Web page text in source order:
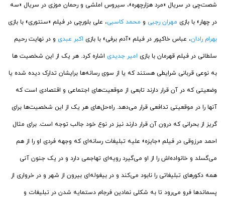
شصت‌چی در سریال «مرد هزارچهره»، سیروس املشی و رحمان موزی در سریال «سه
در چهار» با بازی مهران رجبی و محمد کاسبی، علی بلورچی در فیلم «سنتوری» با بازی
بهرام رادان، عباس خاکپور در فیلم «آدم برفی» با بازی اکبر عبدی و در نهایت رحیم
سلطانی در فیلم قهرمان با بازی امیر جدیدی اشاره کرد. هر یک از این شخصیت ها
به نوعی قربانی شرایطی هستند که یا از سوی رسانه‌ها برایشان تدارک دیده شده یا
وضعیتی که در آن قرار دارند تابعی از موقعیت‌های اجتماعی و اقتصادی است که
آنها را در موقعیتی تدافعی قرار می‌دهد. راه‌حل‌های هر یک از این شخصیت‌ها برای
گریز از بحرانی که درون آن قرار دارند نیز در نوع خود جالب توجه است. برای مثال
احمد مرزوقی در فیلم «جایزه» علیه تبلیغات رسانه‌ای که وجهه فردی او را از هم
می‌گسلد و خانواده‌اش را از او می‌گیرد رویه‌ای تهاجمی دارد و در یک جنون آنی
همه دکورهای تبلیغاتی را نابود می‌کند و در بیغوله‌ای بیرون از شهر و در خرواری از
پسماندها فرو می‌رود تا به شکلی نمادین فرجام دستمایه شدن در تبلیغات و